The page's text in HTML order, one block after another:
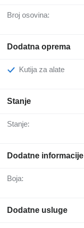
Broj osovina:
Dodatna oprema
Kutija za alate
Stanje
Stanje:
Dodatne informacije
Boja:
Dodatne usluge